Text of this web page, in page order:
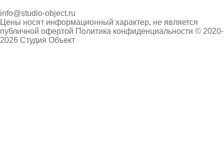
info@studio-object.ru
Цены носят информационный характер, не является
публичной офертой Политика конфиденциальности © 2020-
2026 Студия Объект